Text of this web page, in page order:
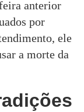
anterior
por
ele
a morte da